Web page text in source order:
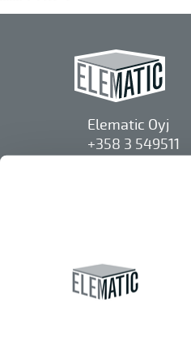
Elematic Oyj
+358 3 549511
37800 Акаа,
Мы принимаем
формате через
OVT: 003721408937.